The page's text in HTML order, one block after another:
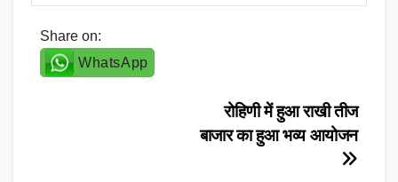
Share on:
WhatsApp
रोहिणी में हुआ राखी तीज
बाजार का हुआ भव्य आयोजन